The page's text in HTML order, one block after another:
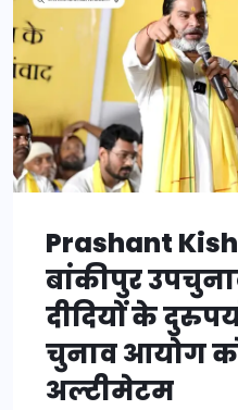
Prashant
बांकीपुर
दीदियों के
चुनाव आयोग
अल्टीमेटम